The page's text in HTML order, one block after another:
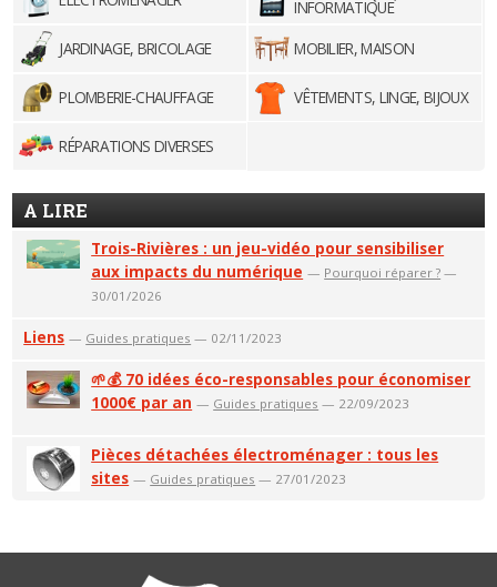
INFORMATIQUE
JARDINAGE, BRICOLAGE
MOBILIER, MAISON
PLOMBERIE-CHAUFFAGE VÊTEMENTS, LINGE, BIJOUX
RÉPARATIONS DIVERSES
A LIRE
Trois-Rivières : un jeu-vidéo pour sensibiliser
aux impacts du numérique — Pourquoi réparer ? —
30/01/2026
Liens — Guides pratiques — 02/11/2023
🌱💰 70 idées éco-responsables pour économiser
1000€ par an — Guides pratiques — 22/09/2023
Pièces détachées électroménager : tous les
sites — Guides pratiques — 27/01/2023